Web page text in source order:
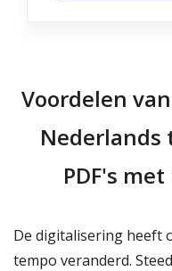
Voordelen
Nederlands
PDF's
De digitalisering heeft
tempo veranderd.